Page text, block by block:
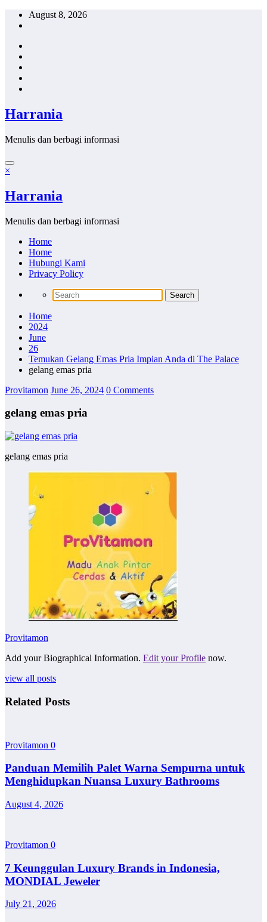
Skip
August 8, 2026
Harrania
Menulis dan berbagi informasi
×
Harrania
Menulis dan berbagi informasi
Home
Home
Hubungi Kami
Privacy Policy
Home
2024
June
26
Temukan Gelang Emas Pria Impian Anda di The Palace
gelang emas pria
Provitamon June 26, 2024 0 Comments
gelang emas pria
gelang emas pria
Provitamon
Add your Biographical Information. Edit your Profile now.
view all posts
Related Posts
Provitamon 0
Panduan Memilih Palet Warna Sempurna untuk
Menghidupkan Nuansa Luxury Bathrooms
August 4, 2026
Provitamon 0
7 Keunggulan Luxury Brands in Indonesia,
MONDIAL Jeweler
July 21, 2026